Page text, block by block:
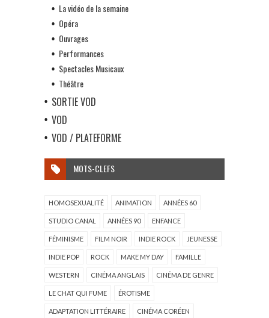
La vidéo de la semaine
Opéra
Ouvrages
Performances
Spectacles Musicaux
Théâtre
SORTIE VOD
VOD
VOD / PLATEFORME
MOTS-CLEFS
HOMOSEXUALITÉ ANIMATION ANNÉES 60
STUDIO CANAL ANNÉES 90 ENFANCE
FÉMINISME FILM NOIR INDIE ROCK JEUNESSE
INDIE POP ROCK MAKE MY DAY FAMILLE
WESTERN CINÉMA ANGLAIS CINÉMA DE GENRE
LE CHAT QUI FUME ÉROTISME
ADAPTATION LITTÉRAIRE CINÉMA CORÉEN